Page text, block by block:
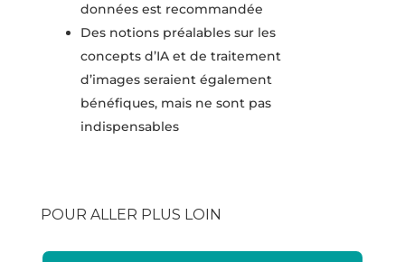
données est recommandée
Des notions préalables sur les
concepts d’IA et de traitement
d’images seraient également
bénéfiques, mais ne sont pas
indispensables
POUR ALLER PLUS LOIN